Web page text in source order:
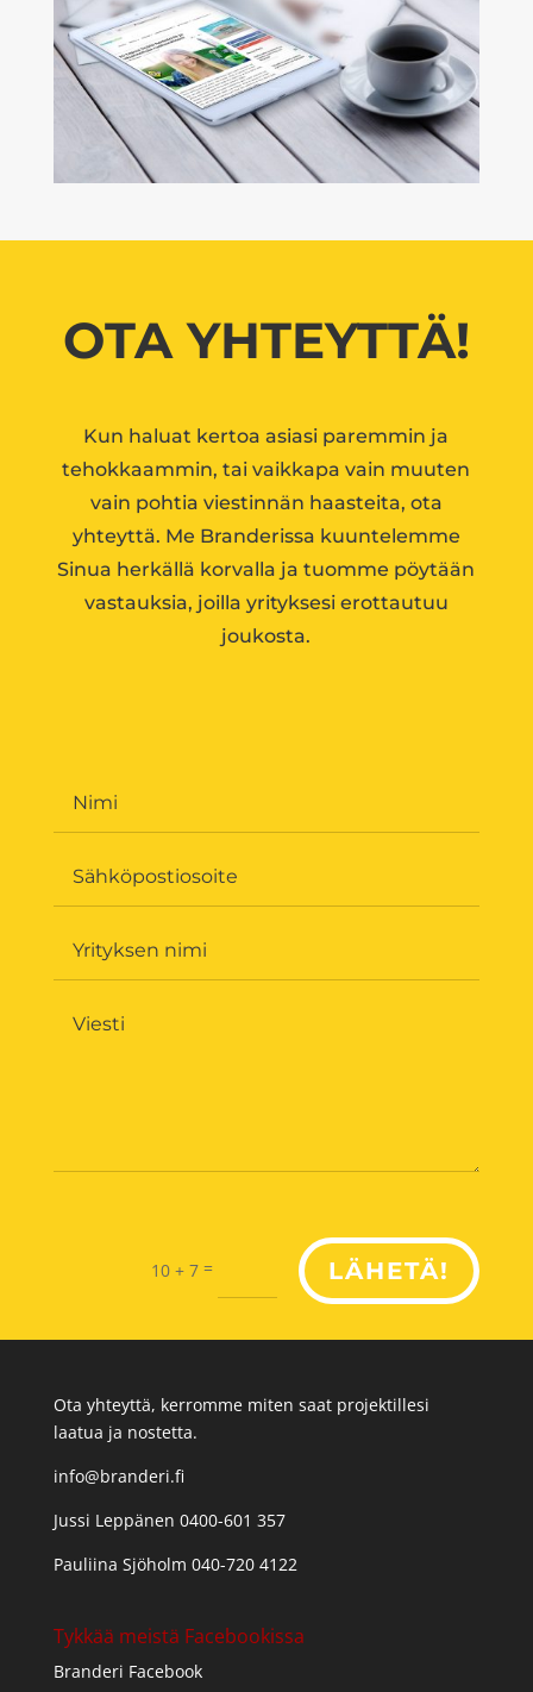
OTA YHTEYTTÄ!
Kun haluat kertoa asiasi paremmin ja
tehokkaammin, tai vaikkapa vain muuten
vain pohtia viestinnän haasteita, ota
yhteyttä. Me Branderissa kuuntelemme
Sinua herkällä korvalla ja tuomme pöytään
vastauksia, joilla yrityksesierottautuu
joukosta.
10 + 7 = LÄHETÄ!
Ota yhteyttä, kerromme miten saat projektillesi
laatua ja nostetta.
info@branderi.fi
Jussi Leppänen 0400-601 357
Pauliina Sjöholm 040-720 4122
Tykkää meistä Facebookissa
Branderi Facebook